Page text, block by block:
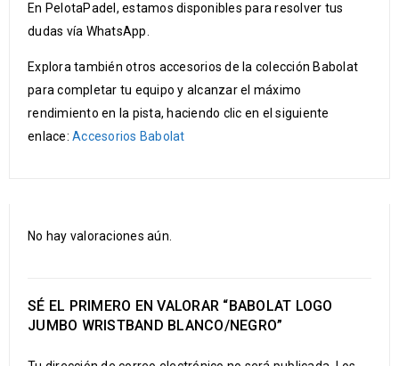
En PelotaPadel, estamos disponibles para resolver tus
dudas vía WhatsApp.
Explora también otros accesorios de la colección Babolat
para completar tu equipo y alcanzar el máximo
rendimiento en la pista, haciendo clic en el siguiente
enlace: Accesorios Babolat
No hay valoraciones aún.
SÉ EL PRIMERO EN VALORAR “BABOLAT LOGO
JUMBO WRISTBAND BLANCO/NEGRO”